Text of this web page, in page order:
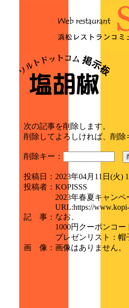
次の記事を削除します。
削除してよろしければ、削
削除キー：
投稿日 ： 2023年04月11日(火)
投稿者 ： KOPISSS
記 事 ：
2023年春夏キャンペ
URL:https://
なお、
1000円クーポンコー
プレゼンリスト：
画 像 ： 画像はありません。